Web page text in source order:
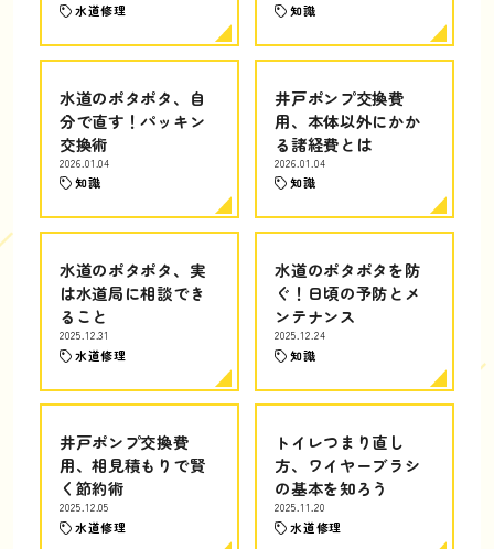
水道修理 知識
水道のポタポタ、自
分で直す！パッキン
交換術
2026.01.04
知識
井戸ポンプ交換費
用、本体以外にかか
る諸経費とは
2026.01.04
知識
水道のポタポタ、実
は水道局に相談でき
ること
2025.12.31
水道修理
水道のポタポタを防
ぐ！日頃の予防とメ
ンテナンス
2025.12.24
知識
井戸ポンプ交換費
用、相見積もりで賢
く節約術
2025.12.05
水道修理
トイレつまり直し
方、ワイヤーブラシ
の基本を知ろう
2025.11.20
水道修理